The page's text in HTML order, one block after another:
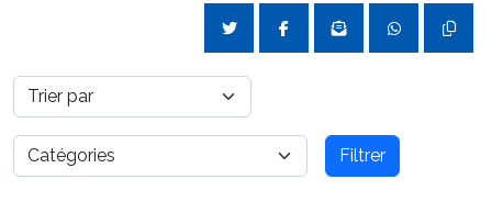
Filtrer